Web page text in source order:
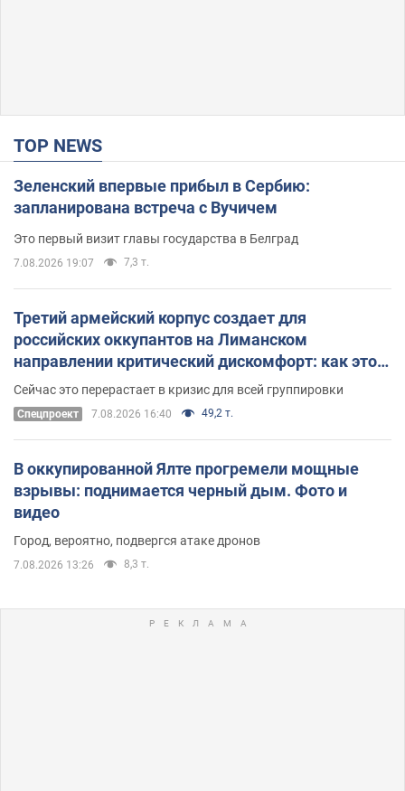
TOP NEWS
Зеленский впервые прибыл в Сербию:
запланирована встреча с Вучичем
Это первый визит главы государства в Белград
7.08.2026 19:07 7,3 т.
Третий армейский корпус создает для
российских оккупантов на Лиманском
направлении критический дискомфорт: как это
удалось
Сейчас это перерастает в кризис для всей группировки
Спецпроект 7.08.2026 16:40 49,2 т.
В оккупированной Ялте прогремели мощные
взрывы: поднимается черный дым. Фото и
видео
Город, вероятно, подвергся атаке дронов
7.08.2026 13:26 8,3 т.